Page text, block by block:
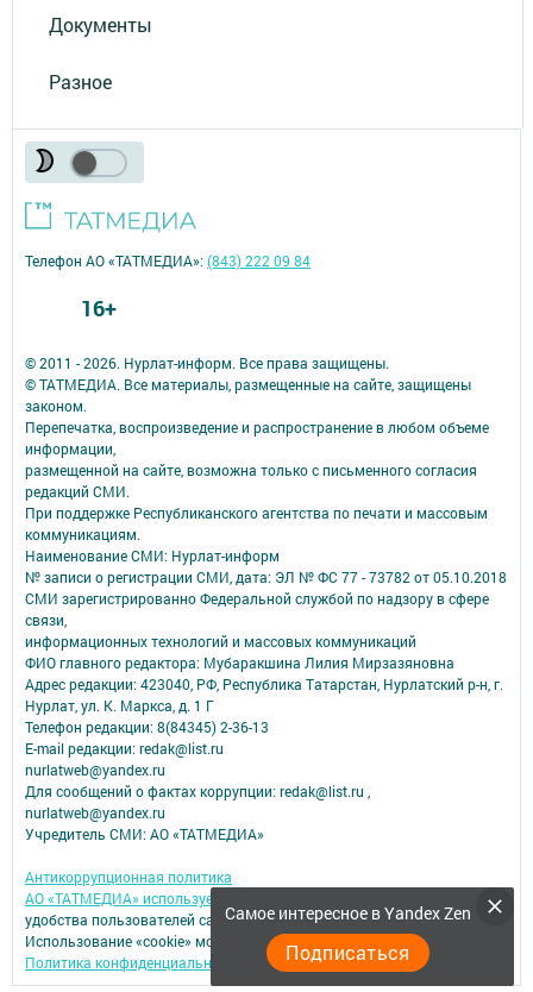
Документы
Разное
Самое интересное в Yandex Zen
Подписаться
© 2011 - 2026. Нурлат-⁠информ. Все права защищены.
© ТАТМЕДИА. Все материалы, размещенные на сайте, защищены
законом.
Перепечатка, воспроизведение и распространение в любом объеме
информации,
размещенной на сайте, возможна только с письменного согласия
редакций СМИ.
При поддержке Республиканского агентства по печати и массовым
коммуникациям.
Наименование СМИ: Нурлат-⁠информ
№ записи о регистрации СМИ, дата: ЭЛ № ФС 77 -⁠ 73782 от 05.10.2018
СМИ зарегистрированно Федеральной службой по надзору в сфере
связи,
информационных технологий и массовых коммуникаций
ФИО главного редактора: Мубаракшина Лилия Мирзазяновна
Адрес редакции: 423040, РФ, Республика Татарстан, Нурлатский р-н, г.
Нурлат, ул. К. Маркса, д. 1 Г
Телефон редакции: 8(84345) 2-36-13
E-mail редакции: redak@list.ru
nurlatweb@yandex.ru
Для сообщений о фактах коррупции: redak@list.ru ,
nurlatweb@yandex.ru
Учредитель СМИ: АО «ТАТМЕДИА»
Антикоррупционная политика
АО «ТАТМЕДИА» использует «cookie»
для персонализации сервисов и
удобства пользователей сайтом.
Использование «cookie» можно отменить в настройках браузера.
Политика конфиденциальности
Телефон АО «ТАТМЕДИА»:(843) 222 09 84
16+